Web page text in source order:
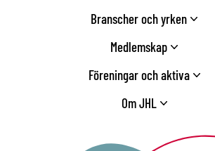
Branscher och yrken
Medlemskap
Föreningar och aktiva
Om JHL